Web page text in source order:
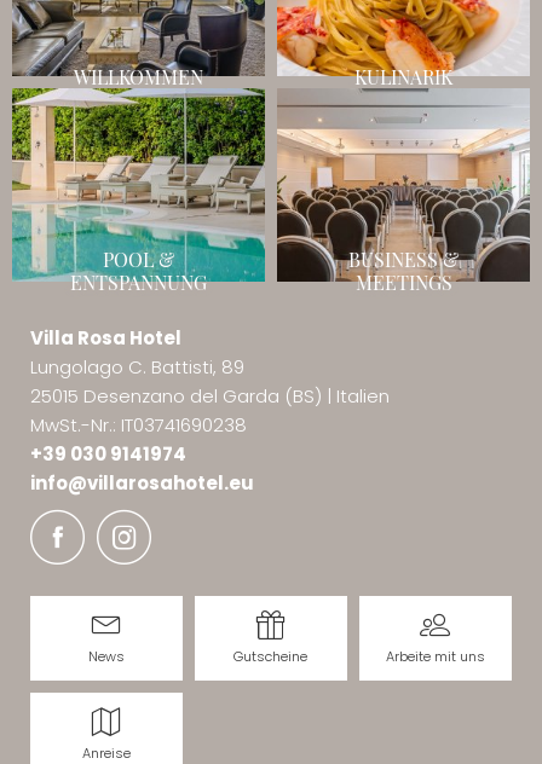
WILLKOMMEN KULINARIK
POOL &
ENTSPANNUNG
BUSINESS &
MEETINGS
Villa Rosa Hotel
Lungolago C. Battisti, 89
25015 Desenzano del Garda (BS) | Italien
MwSt.-Nr.: IT03741690238
+39 030 9141974
info@villarosahotel.eu
News Gutscheine Arbeite mit uns
Anreise